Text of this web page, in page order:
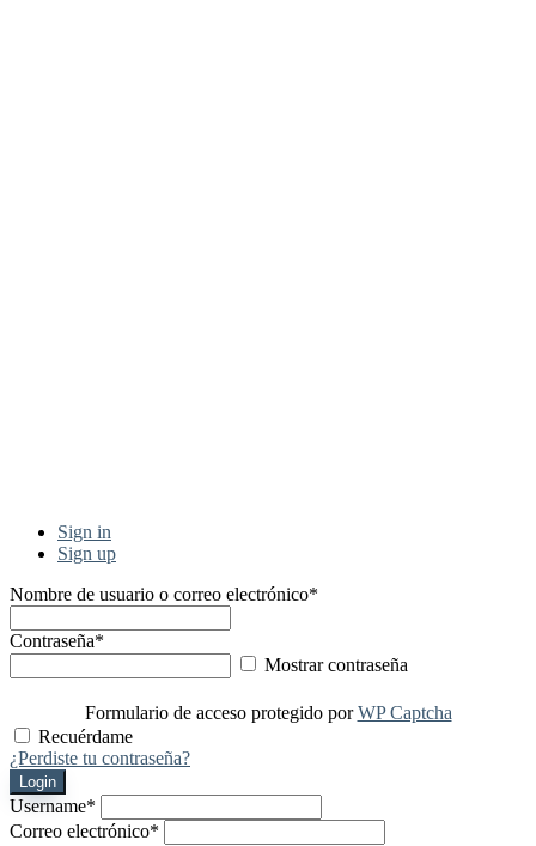
Sign in
Sign up
Nombre de usuario o correo electrónico*
Contraseña*
Mostrar contraseña
Formulario de acceso protegido porWP Captcha
Recuérdame
¿Perdiste tu contraseña?
Login
Username*
Correo electrónico*